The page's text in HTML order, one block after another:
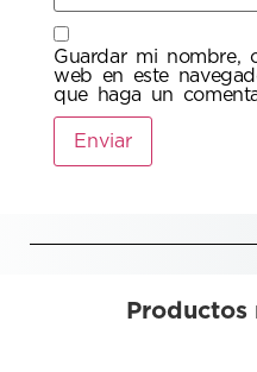
Guardar mi nombre,
web en este
que haga un
Productos